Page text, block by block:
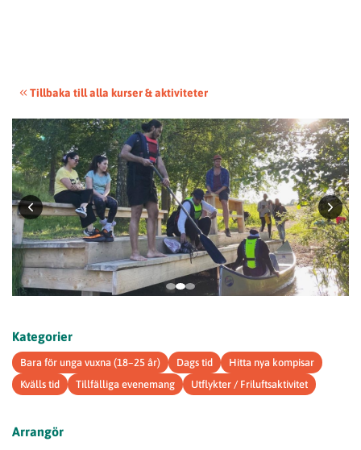
Tillbaka till alla kurser & aktiviteter
Kategorier
Bara för unga vuxna (18–25 år) Dags tid
Hitta nya kompisar
Kvälls tid
Tillfälliga evenemang Utflykter / Friluftsaktivitet
Arrangör